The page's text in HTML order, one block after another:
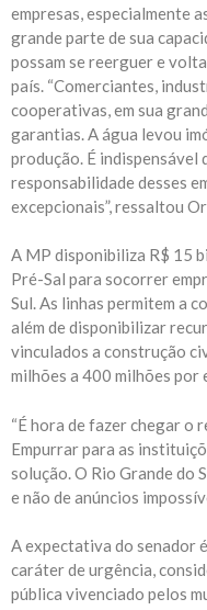
empresas, especialmente
grande parte de sua
possam se reerguer e
país. “Comerciantes,
cooperativas, em sua
garantias. A água levou
produção. É indispensável
responsabilidade desses
excepcionais”, ressaltou
A MP disponibiliza R$ 15
Pré-Sal para socorrer
Sul. As linhas permitem a
além de disponibilizar
vinculados a construção
milhões a 400 milhões por
“É hora de fazer chegar o
Empurrar para as
solução. O Rio Grande do
e não de anúncios
A expectativa do senador
caráter de urgência,
pública vivenciado pelos